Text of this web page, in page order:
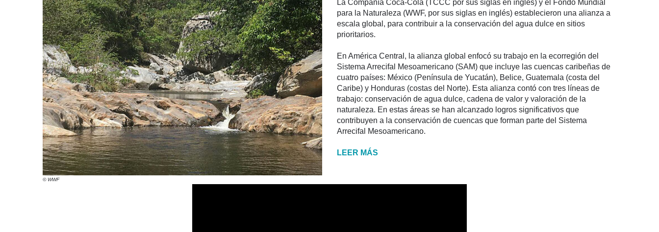
© WWF
La Compañía Coca-Cola (TCCC por sus siglas en inglés) y el Fondo Mundial
para la Naturaleza (WWF, por sus siglas en inglés) establecieron una alianza a
escala global, para contribuir a la conservación del agua dulce en sitios
prioritarios.
En América Central, la alianza global enfocó su trabajo en la ecorregión del
Sistema Arrecifal Mesoamericano (SAM) que incluye las cuencas caribeñas de
cuatro países: México (Península de Yucatán), Belice, Guatemala (costa del
Caribe) y Honduras (costas del Norte). Esta alianza contó con tres líneas de
trabajo: conservación de agua dulce, cadena de valor y valoración de la
naturaleza. En estas áreas se han alcanzado logros significativos que
contribuyen a la conservación de cuencas que forman parte del Sistema
Arrecifal Mesoamericano.
LEER MÁS